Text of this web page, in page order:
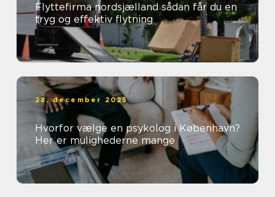
Flyttefirma nordsjælland sådan får du en
tryg og effektiv flytning
28. december 2025
Hvorfor vælge en psykolog i København?
Her er mulighederne mange